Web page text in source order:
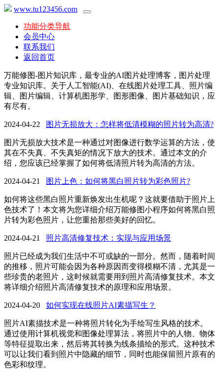
www.tu123456.com
功能分类导航
会员中心
联系我们
返回首页
万能修图-图片知识库，最专业的AI图片处理博客，图片处理
专业知识库。关于人工智能(AI)、在线图片处理工具、照片编
辑、图片编辑、计算机图形学、图形图像、图片基础知识，应
有尽有。
2024-04-22 图片无损放大：怎样将低清模糊的照片转为高清?
图片无损放大技术是一种通过对图像进行数学运算的方法，使
其在不失真、不失真矩的情况下放大的技术。通过本文的介
绍，您应该已经掌握了如何将低清照片转为高清的方法。
2024-04-21 图片上色：如何将黑白照片转为彩色照片?
如何将这些黑白照片重新焕发出生机呢？这就要借助于照片上
色技术了！本文将为您详细介绍万能修图小程序如何将黑白照
片转为彩色照片，让您重拾那些美好的回忆。
2024-04-21 照片高清修复技术：实现与应用场景
照片已经成为我们生活中不可或缺的一部分。然而，随着时间
的推移，照片可能会因为各种原因而变得模糊不清，尤其是一
些珍贵的老照片，这时候就需要用到照片高清修复技术。本文
将详细介绍照片高清修复技术的原理和应用场景。
2024-04-20 如何实现在线照片AI素描写生？
照片AI素描技术是一种将照片转化为手绘写生风格的技术。
通过使用计算机视觉和图像处理算法，将照片中的人物、物体
等特征提取出来，然后将其转换为线条描绘的形式。这种技术
可以让我们看到照片中隐藏的细节，同时也能保留照片原有的
色彩和纹理。